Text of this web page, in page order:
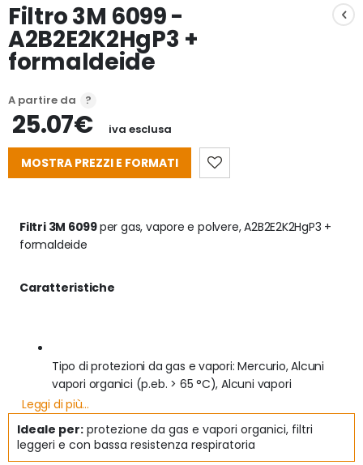
di
immagini
Filtro 3M 6099 -
A2B2E2K2HgP3 +
formaldeide
A partire da
25.07€ iva esclusa
MOSTRA PREZZI E FORMATI
Filtri 3M 6099 per gas, vapore e polvere, A2B2E2K2HgP3 +
formaldeide
Caratteristiche
Tipo di protezioni da gas e vapori: Mercurio, Alcuni
vapori organici (p.eb. > 65 °C), Alcuni vapori
inorganici, Gas acido, Formaldehyde, Ammoniaca
Omologazione CE EN14387:2004 + A1:2008
Leggi di più...
Ideale per: protezione da gas e vapori organici, filtri
leggeri e con bassa resistenza respiratoria